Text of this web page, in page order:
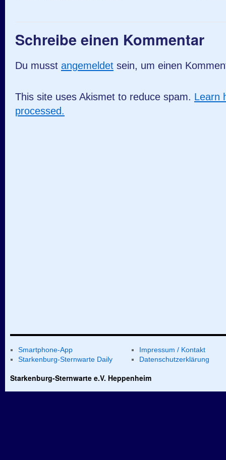
Schreibe einen Kommentar
Du musst angemeldet sein, um einen
This site uses Akismet to reduce spam. Learn
processed.
Smartphone-App
Starkenburg-Sternwarte Daily
Impressum / Kontakt
Datenschutzerklärung
Starkenburg-Sternwarte e.V. Heppenheim